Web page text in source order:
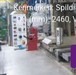
Kenmerken:
(X) (mm): 2460,